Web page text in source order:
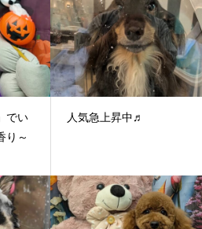
でい
り～
人気急上昇中♬